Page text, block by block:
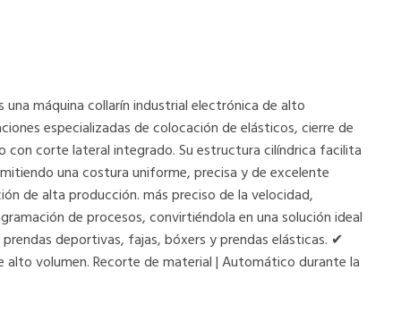
una máquina collarín industrial electrónica de alto
especializadas de colocación de elásticos, cierre de
con corte lateral integrado. Su estructura cilíndrica facilita
una costura uniforme, precisa y de excelente
de alta producción. más preciso de la velocidad,
de procesos, convirtiéndola en una solución ideal
deportivas, fajas, bóxers y prendas elásticas. ✔
alto volumen. Recorte de material | Automático durante la